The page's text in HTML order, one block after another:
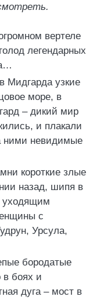
вертеле
легендарных
Мидгарда узкие
море, в
– дикий мир
и плакали
ними невидимые
короткие злые
назад, шипя в
уходящим
с
Урсула,
бородатые
в боях и
дуга – мост в